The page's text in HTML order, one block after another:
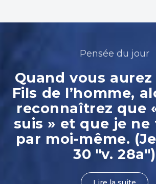
Pensée du jour
Quand vous
Fils de l’homme,
reconnaîtrez que
suis » et que je ne
par moi-même.
30 "v. 28a")